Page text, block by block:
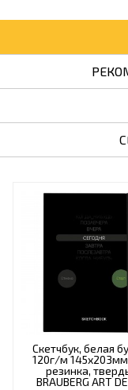
Скетчбук, белая
120г/м
резинка,
BRAUBERG ART